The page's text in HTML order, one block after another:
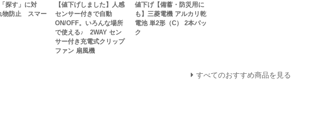
探す」に対
物防止 スマー
【値下げしました】人感
センサー付きで自動
ON/OFF。いろんな場所
で使える♪ 2WAY セン
サー付き充電式クリップ
ファン 扇風機
値下げ【備蓄・防災用に
も】三菱電機 アルカリ乾
電池 単2形（C） 2本パッ
ク
すべてのおすすめ商品を見る